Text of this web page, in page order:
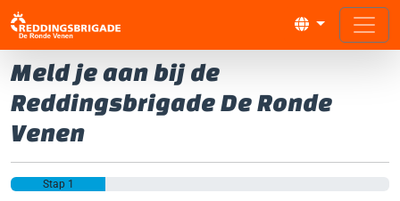
Meld je aan bij de
Reddingsbrigade De Ronde
Venen
Stap 1